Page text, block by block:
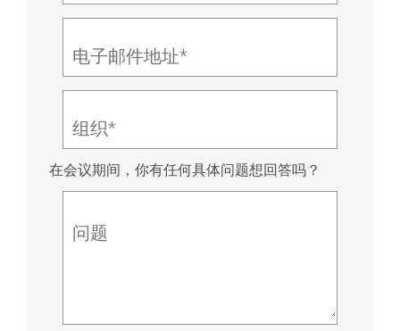
电子邮件地址*
组织*
在会议期间，你有任何具体问题想回答吗？
问题